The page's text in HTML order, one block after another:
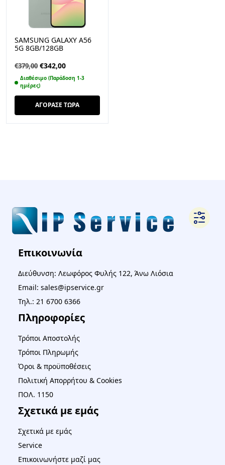
SAMSUNG GALAXY A56
5G 8GB/128GB
€379,00 Original
price
was:
€379,00.
€342,00Η
τρέχουσα
είναι:
€342,00.
Διαθέσιμο (Παράδοση 1-3
ημέρες)
ΑΓΟΡΑΣΕ ΤΩΡΑ
Επικοινωνία
Διεύθυνση: Λεωφόρος Φυλής 122, Άνω Λιόσια
Email: sales@ipservice.gr
Τηλ.: 21 6700 6366
Πληροφορίες
Τρόποι Αποστολής
Τρόποι Πληρωμής
Όροι & προϋποθέσεις
Πολιτική Απορρήτου & Cookies
ΠΟΛ. 1150
Σχετικά με εμάς
Σχετικά με εμάς
Service
Επικοινωνήστε μαζί μας